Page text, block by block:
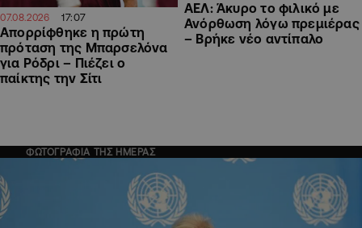
07.08.2026 17:07
Απορρίφθηκε η πρώτη
πρόταση της Μπαρσελόνα
για Ρόδρι – Πιέζει ο
παίκτης την Σίτι
ΑΕΛ: Άκυρο το φιλικό με
Ανόρθωση λόγω πρεμιέρας
– Βρήκε νέο αντίπαλο
ΦΩΤΟΓΡΑΦΙΑ ΤΗΣ ΗΜΕΡΑΣ